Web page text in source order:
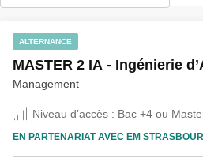
ALTERNANCE
MASTER 2 IA - Ingénierie
Management
Niveau d’accès : Bac +4 ou
EN PARTENARIAT AVEC EM